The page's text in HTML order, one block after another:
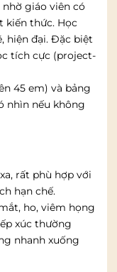
giáo viên có
kiến thức. Học
hiện đại. Đặc biệt
tích cực (project-
45 em) và bảng
nhìn nếu không
rất phù hợp với
hạn chế.
ho, viêm họng
xúc thường
nhanh xuống